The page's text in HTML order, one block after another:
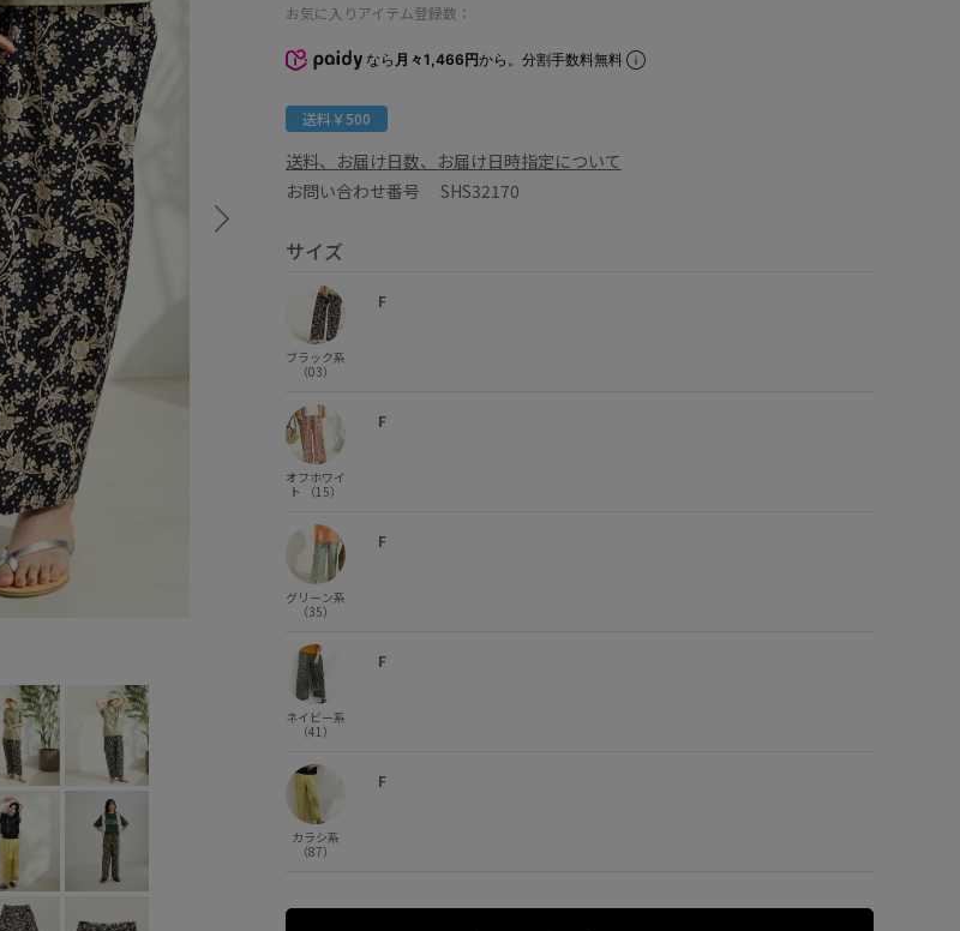
オフホワイト (15)
お気に入りアイテム登録数：
なら 月々1,466円から。分割手数料無料
送料￥500
送料、お届け日数、お届け日時指定について
お問い合わせ番号 SHS32170
サイズ
ブラック系
（03）
F
オフホワイ
ト （15）
F
グリーン系
（35）
F
ネイビー系
（41）
F
カラシ系
（87）
F